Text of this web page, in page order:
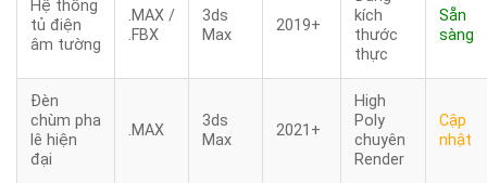
Hệ thống
tủ điện
âm tường
.MAX /
.FBX
3ds
Max
2019+
kích
thước
thực
Sẵn
sàng
Đèn
chùm pha
lê hiện
đại
.MAX
3ds
Max
2021+
High
Poly
chuyên
Render
Cập
nhật